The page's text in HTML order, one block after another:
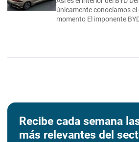
únicamente conocíamos el
momento El imponente
Recibe cada semana
más relevantes del